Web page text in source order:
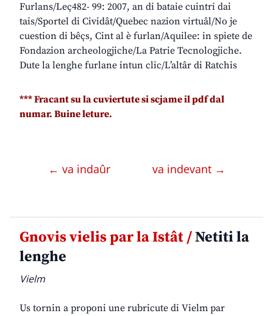
Furlans/Leç482- 99: 2007, an di bataie cuintri dai
tais/Sportel di Cividât/Quebec nazion virtuâl/No je
cuestion di bêçs, Cint al è furlan/Aquilee: in spiete de
Fondazion archeologjiche/La Patrie Tecnologjiche.
Dute la lenghe furlane intun clic/L’altâr di Ratchis
*** Fracant su la cuviertute si scjame il pdf dal
numar. Buine leture.
← va indaûr va indevant →
Gnovis vielis par la Istât /Netiti la
lenghe
Vielm
Us tornin a proponi une rubricute di Vielm par